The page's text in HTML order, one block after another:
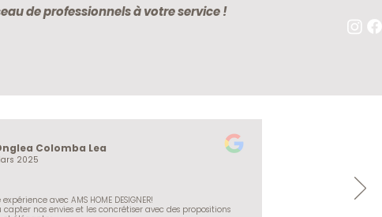
de professionnels à votre service !
Colomba Lea
2025
avec AMS HOME DESIGNER!
capter nos envies et les concrétiser avec des propositions